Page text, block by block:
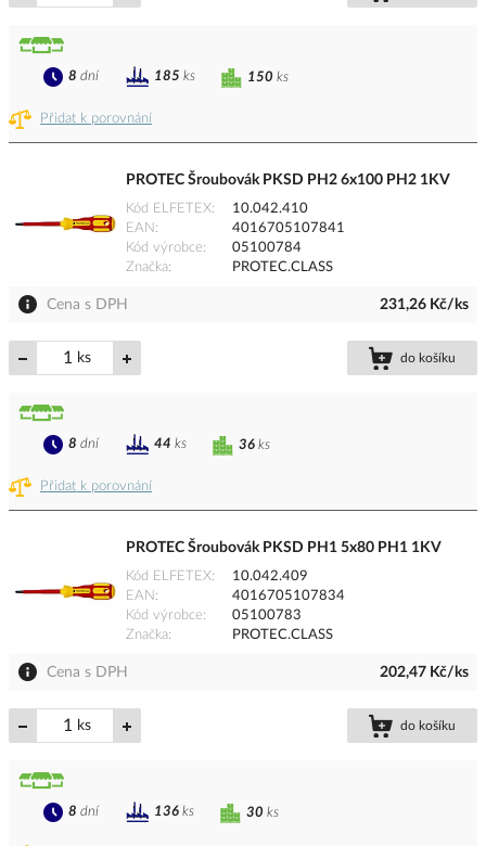
Přidat k porovnání
150 ks
8 dní 185 ks
PROTEC Šroubovák PKSD PH2 6x100 PH2 1KV
Kód ELFETEX
10.042.410
EAN
4016705107841
Kód výrobce
05100784
Značka
PROTEC.CLASS
Cena s DPH 231,26 Kč/ks
ks do košíku
Přidat k porovnání
36 ks
8 dní 44 ks
PROTEC Šroubovák PKSD PH1 5x80 PH1 1KV
Kód ELFETEX
10.042.409
EAN
4016705107834
Kód výrobce
05100783
Značka
PROTEC.CLASS
Cena s DPH 202,47 Kč/ks
ks do košíku
30 ks
8 dní 136 ks